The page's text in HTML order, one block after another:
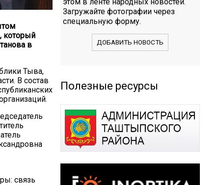
который
в
Тыва,
В состав
связь
Загружайте фотографии через
специальную форму.
ДОБАВИТЬ НОВОСТЬ
Полезные ресурсы